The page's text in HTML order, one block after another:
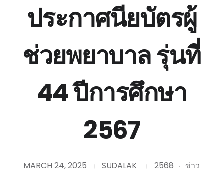
ประกาศนียบัตรผู้
ช่วยพยาบาล รุ่นที่
44 ปีการศึกษา
2567
MARCH 24, 2025 SUDALAK 2568 ข่าว